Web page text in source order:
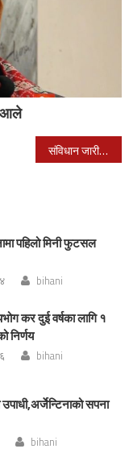
आले
संविधान जारी भएको दुई वर्ष पूरा
पहिलो मिनी फुटसल
bihani
कर दुई वर्षका लागि १
निर्णय
bihani
सपना
bihani